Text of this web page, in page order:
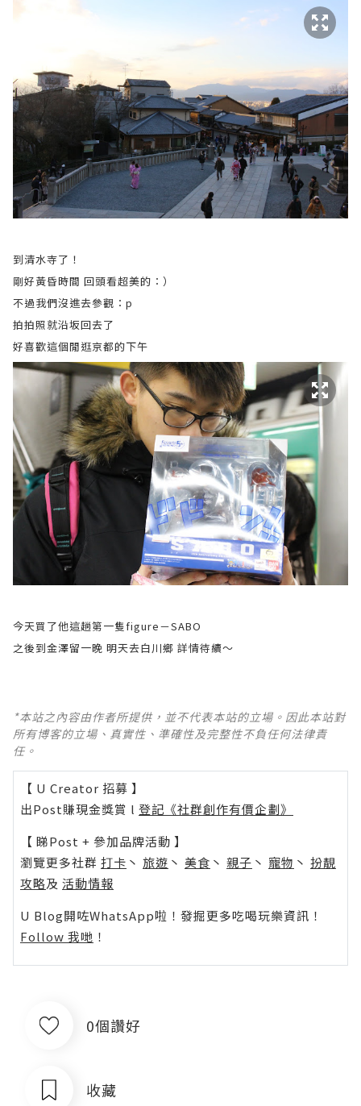
到清水寺了！
剛好黃昏時間 回頭看超美的：）
不過我們沒進去參觀：p
拍拍照就沿坂回去了
好喜歡這個閒逛京都的下午
今天買了他這趟第一隻figure－SABO
之後到金澤留一晚 明天去白川鄉 詳情待續～
*本站之內容由作者所提供，並不代表本站的立場。因此本站對
所有博客的立場、真實性、準確性及完整性不負任何法律責
任。
【 U Creator 招募 】
出Post賺現金獎賞 l 登記《社群創作有價企劃》
【 睇Post + 參加品牌活動 】
瀏覽更多社群 打卡 丶 旅遊 丶 美食 丶 親子 丶 寵物 丶 扮靚
攻略及 活動情報
U Blog開咗WhatsApp啦！發掘更多吃喝玩樂資訊！
Follow 我哋 ！
0個讚好
收藏